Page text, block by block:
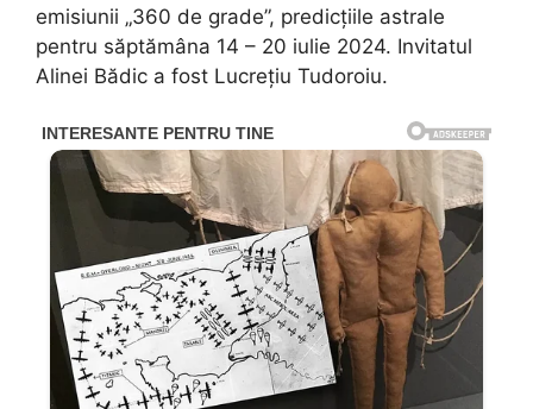
emisiunii „360 de grade”, predicțiile astrale
pentru săptămâna 14 – 20 iulie 2024. Invitatul
Alinei Bădic a fost Lucrețiu Tudoroiu.